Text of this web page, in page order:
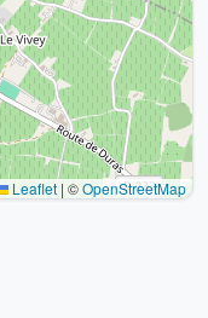
Leaflet | ©OpenStreetMap